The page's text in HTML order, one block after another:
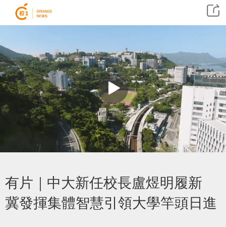
有片｜中大新任校長盧煜明履新
冀發揮集體智慧引領大學竿頭日進